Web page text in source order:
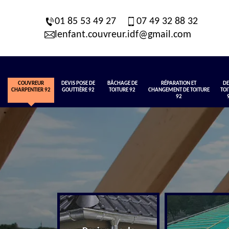
01 85 53 49 27
07 49 32 88 32
lenfant.couvreur.idf@gmail.com
COUVREUR
CHARPENTIER 92
DEVIS POSE DE
GOUTTIÈRE 92
BÂCHAGE DE
TOITURE 92
RÉPARATION ET
CHANGEMENT DE TOITURE
92